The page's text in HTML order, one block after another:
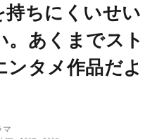
持ちにくいせい
。あくまでスト
タメ作品だよ
マ